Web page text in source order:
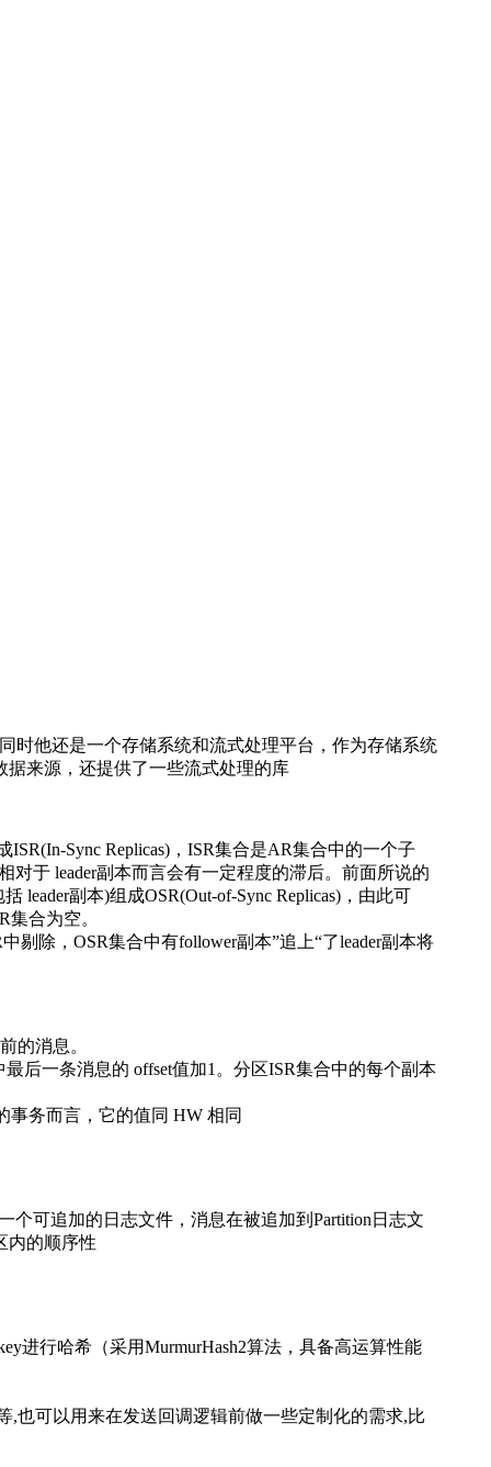
时他还是一个存储系统和流式处理平台，作为存储系统
来源，还提供了一些流式处理的库
Sync Replicas)，ISR集合是AR集合中的一个子
对于 leader副本而言会有一定程度的滞后。前面所说的
leader副本)组成OSR(Out-of-Sync Replicas)，由此可
合为空。
剔除，OSR集合中有follower副本”追上“了leader副本将
的消息。
后一条消息的 offset值加1。分区ISR集合中的每个副本
事务而言，它的值同 HW 相同
个可追加的日志文件，消息在被追加到Partition日志文
内的顺序性
进行哈希（采用MurmurHash2算法，具备高运算性能
也可以用来在发送回调逻辑前做一些定制化的需求,比